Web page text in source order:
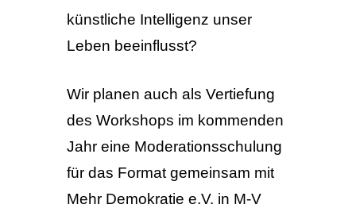
künstliche Intelligenz unser
Leben beeinflusst?
Wir planen auch als Vertiefung
des Workshops im kommenden
Jahr eine Moderationsschulung
für das Format gemeinsam mit
Mehr Demokratie e.V. in M-V